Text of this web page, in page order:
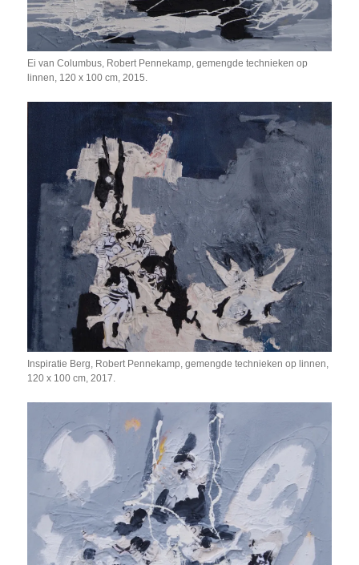
Ei van Columbus, Robert Pennekamp, gemengde technieken op
linnen, 120 x 100 cm, 2015.
Inspiratie Berg, Robert Pennekamp, gemengde technieken op linnen,
120 x 100 cm, 2017.